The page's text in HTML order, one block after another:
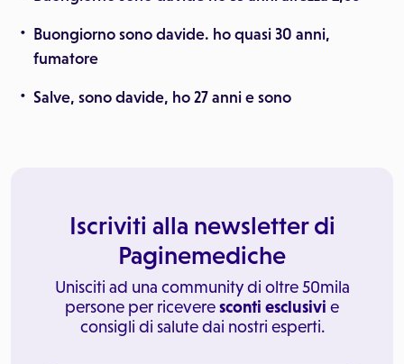
Buongiorno sono davide. ho quasi 30 anni,
fumatore
Salve, sono davide, ho 27 anni e sono
Iscriviti alla newsletter di
Paginemediche
Unisciti ad una community di oltre 50mila
persone per riceveresconti esclusivi e
consigli di salute dai nostri esperti.